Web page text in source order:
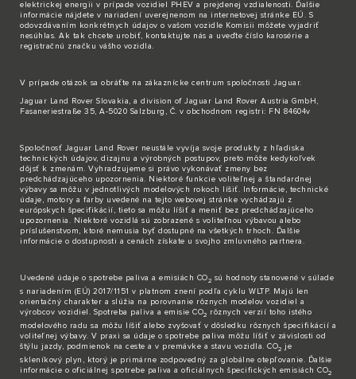
elektrickej energii v prípade vozidiel PHEV a prejdenej vzdialenosti. Ďalšie
informácie nájdete v nariadení uverejnenom na internetovej stránke EÚ. S
odovzdávaním konkrétnych údajov o vašom vozidle Komisii môžete vyjadriť
nesúhlas. Ak tak chcete urobiť, kontaktujte nás a uveďte číslo karosérie a
registračnú značku vášho vozidla.
V prípade otázok sa obráťte na zákaznícke centrum spoločnosti Jaguar.
Jaguar Land Rover Slovakia, a division of Jaguar Land Rover Austria GmbH,
Fasaneriestraße 35, A-5020 Salzburg, Č. v obchodnom registri: FN 84604v
Spoločnosť Jaguar Land Rover neustále vyvíja svoje produkty z hľadiska
technických údajov, dizajnu a výrobných postupov, preto môže kedykoľvek
dôjsť k zmenám. Vyhradzujeme si právo vykonávať zmeny bez
predchádzajúceho upozornenia. Niektoré funkcie voliteľnej a štandardnej
výbavy sa môžu v jednotlivých modelových rokoch líšiť. Informácie, technické
údaje, motory a farby uvedené na tejto webovej stránke vychádzajú z
európskych špecifikácií, tieto sa môžu líšiť a meniť bez predchádzajúceho
upozornenia. Niektoré vozidlá sú zobrazené s voliteľnou výbavou alebo
príslušenstvom, ktoré nemusia byť dostupné na všetkých trhoch. Ďalšie
informácie o dostupnosti a cenách získate u svojho zmluvného partnera.
Uvedené údaje o spotrebe paliva a emisiách CO2 sú hodnoty stanovené v súlade
s nariadením (EÚ) 2017/1151 v platnom znení podľa cyklu WLTP. Majú len
orientačný charakter a slúžia na porovnanie rôznych modelov vozidiel a
výrobcov vozidiel. Spotreba paliva a emisie CO2
rôznych verzií toho istého
modelového radu sa môžu líšiť alebo zvyšovať v dôsledku rôznych špecifikácií a
voliteľnej výbavy. V praxi sa údaje o spotrebe paliva môžu líšiť v závislosti od
štýlu jazdy, podmienok na ceste a v premávke a stavu vozidla. CO2 je
skleníkový plyn, ktorý je primárne zodpovedný za globálne otepľovanie. Ďalšie
informácie o oficiálnej spotrebe paliva a oficiálnych špecifických emisiách CO2